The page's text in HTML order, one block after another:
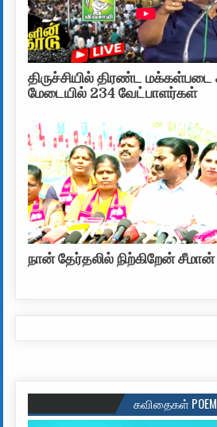
திருச்சியில் திரண்ட
மேடையில் 234 வேட்பாளர்கள்
நான் தேர்தலில் நிற்கிறேன் சீமான்
கவிதைகள்